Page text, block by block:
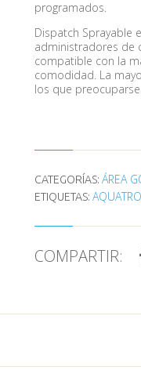
programados.
Dispatch Sprayable
administradores de
compatible con la
comodidad. La
los que preocuparse.
CATEGORÍAS: ÁREA
ETIQUETAS:
COMPARTIR: